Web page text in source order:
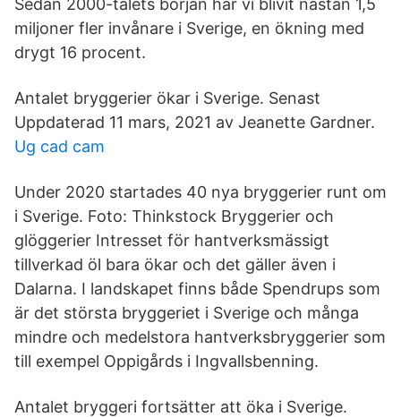
Sedan 2000-talets början har vi blivit nästan 1,5
miljoner fler invånare i Sverige, en ökning med
drygt 16 procent.
Antalet bryggerier ökar i Sverige. Senast
Uppdaterad 11 mars, 2021 av Jeanette Gardner.
Ug cad cam
Under 2020 startades 40 nya bryggerier runt om
i Sverige. Foto: Thinkstock Bryggerier och
glöggerier Intresset för hantverksmässigt
tillverkad öl bara ökar och det gäller även i
Dalarna. I landskapet finns både Spendrups som
är det största bryggeriet i Sverige och många
mindre och medelstora hantverksbryggerier som
till exempel Oppigårds i Ingvallsbenning.
Antalet bryggeri fortsätter att öka i Sverige.